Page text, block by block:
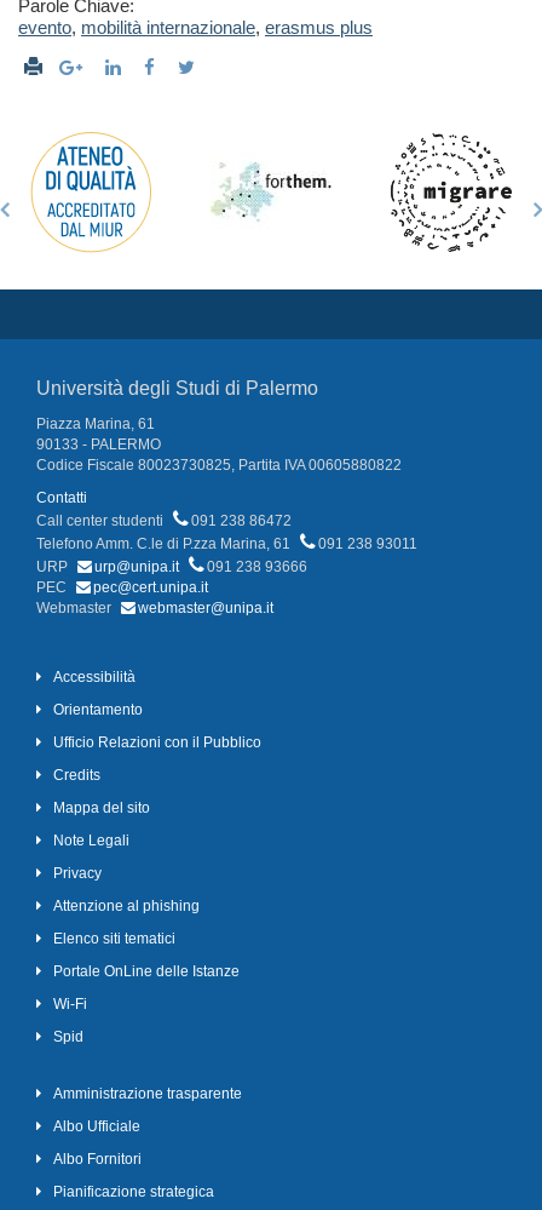
Parole Chiave:
evento, mobilità internazionale, erasmus plus
Università degli Studi di Palermo
Piazza Marina, 61
90133 - PALERMO
Codice Fiscale 80023730825, Partita IVA 00605880822
Contatti
Call center studenti
091 238 86472
Telefono Amm. C.le di P.zza Marina, 61
091 238 93011
URP
urp@unipa.it
091 238 93666
PEC
pec@cert.unipa.it
Webmaster
webmaster@unipa.it
Accessibilità
Orientamento
Ufficio Relazioni con il Pubblico
Credits
Mappa del sito
Note Legali
Privacy
Attenzione al phishing
Elenco siti tematici
Portale OnLine delle Istanze
Wi-Fi
Spid
Amministrazione trasparente
Albo Ufficiale
Albo Fornitori
Pianificazione strategica